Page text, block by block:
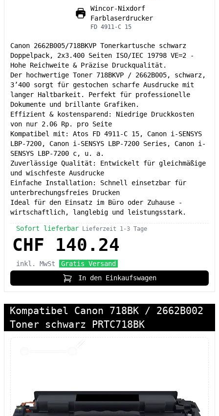
Wincor-Nixdorf
Farblaserdrucker
FD 4911-C 15
Canon 2662B005/718BKVP Tonerkartusche schwarz
Doppelpack, 2x3.400 Seiten ISO/IEC 19798 VE=2 -
Hohe Reichweite & Präzise Druckqualität.
Der hochwertige Toner 718BKVP / 2662B005, schwarz,
3’400 sorgt für gestochen scharfe Ausdrucke mit
langer Haltbarkeit. Perfekt für professionelle
Dokumente und brillante Grafiken.
Effizient & kostensparend: Niedrige Druckkosten
von nur 2.06 Rp. pro Seite
Kompatibel mit: Atos FD 4911-C 15, Canon i-SENSYS
LBP-7200, Canon i-SENSYS LBP-7200 Series, Canon i-
SENSYS LBP-7200 c, u. a.
Zuverlässige Qualität: Entwickelt für gleichmäßige
und wischfeste Ausdrucke
Einfache Installation: Schnell einsetzbar für
unterbrechungsfreies Drucken
Ideal für den Einsatz im Büro oder Zuhause -
wirtschaftlich, langlebig und leistungsstark.
Sofort lieferbar Lieferzeit 1-3 Tage
CHF 140.24
inkl. MwSt
Gratis Versand
In den Einkaufswagen
Kompatibel Canon 718BK / 2662B002
Toner schwarz PRTC718BK